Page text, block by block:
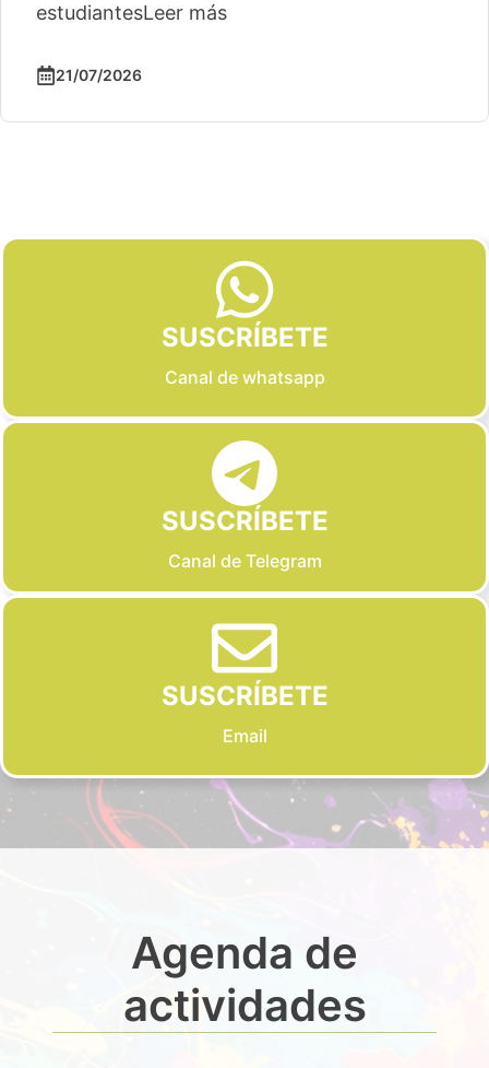
estudiantesLeer más
21/07/2026
SUSCRÍBETE
Canal de whatsapp
SUSCRÍBETE
Canal de Telegram
SUSCRÍBETE
Email
Agenda de
actividades